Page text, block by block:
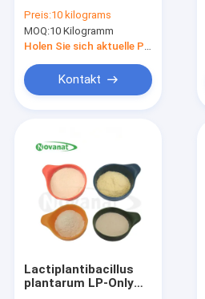
Produkte
Videos
Über uns
longum
Preis:10 kilograms
MOQ:10 Kilogramm
Holen Sie sich aktuelle Preis
Kontakt
Lactiplantibacillus
plantarum LP-Only